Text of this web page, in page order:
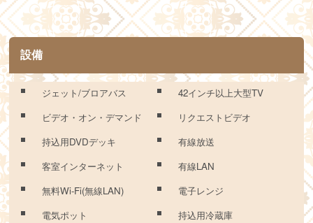
設備
ジェット/ブロアバス
42インチ以上大型TV
ビデオ・オン・デマンド
リクエストビデオ
持込用DVDデッキ
有線放送
客室インターネット
有線LAN
無料Wi-Fi(無線LAN)
電子レンジ
電気ポット
持込用冷蔵庫